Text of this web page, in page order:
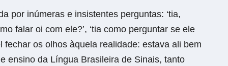
por inúmeras e insistentes perguntas: ‘tia,
falar oi com ele?’, ‘tia como perguntar se ele
fechar os olhos àquela realidade: estava ali bem
ensino da Língua Brasileira de Sinais, tanto